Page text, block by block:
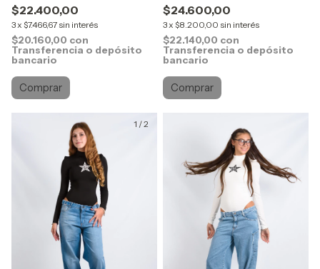
$22.400,00
3 x $7.466,67 sin interés
$20.160,00 con
Transferencia o depósito
bancario
Comprar
$24.600,00
3 x $8.200,00 sin interés
$22.140,00 con
Transferencia o depósito
bancario
Comprar
1 /2